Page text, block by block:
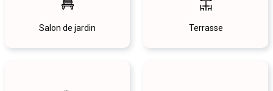
Salon de jardin Terrasse